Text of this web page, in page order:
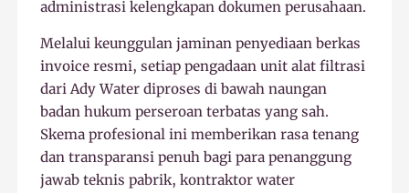
administrasi kelengkapan dokumen perusahaan.
Melalui keunggulan jaminan penyediaan berkas
invoice resmi, setiap pengadaan unit alat filtrasi
dari Ady Water diproses di bawah naungan
badan hukum perseroan terbatas yang sah.
Skema profesional ini memberikan rasa tenang
dan transparansi penuh bagi para penanggung
jawab teknis pabrik, kontraktor water